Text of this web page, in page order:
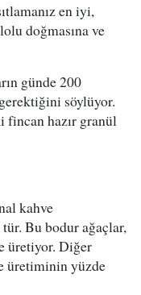
en iyi,
doğmasına ve
günde 200
söylüyor.
hazır granül
kahve
Bu bodur ağaçlar,
üretiyor. Diğer
üretiminin yüzde